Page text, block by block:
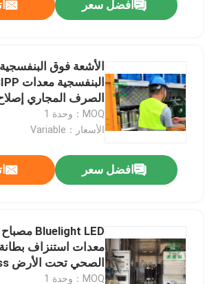
منتجات
معلومات عنا
افضل سعر
الأشعة فوق
الصرف المجاري
الصرف
MOQ：وحدة 1
الأسعار：Variable
افضل سعر
معدات استنزاف
الصحي تحت الأرض Trenchless
MOQ：وحدة 1